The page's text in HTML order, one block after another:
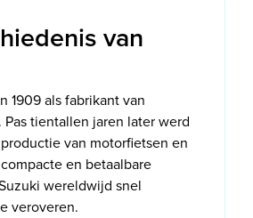
van
1909 als fabrikant van
tientallen jaren later werd
van motorfietsen en
en betaalbare
wereldwijd snel
veroveren.